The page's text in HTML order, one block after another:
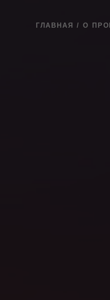
ГЛАВНАЯ / О